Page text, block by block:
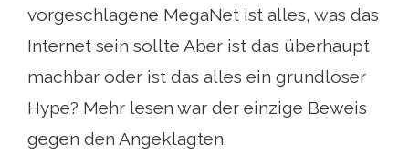
vorgeschlagene MegaNet ist alles, was das
Internet sein sollte Aber ist das überhaupt
machbar oder ist das alles ein grundloser
Hype? Mehr lesen war der einzige Beweis
gegen den Angeklagten.